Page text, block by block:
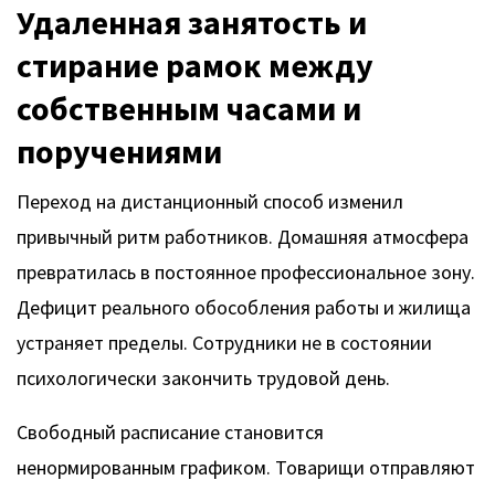
Удаленная занятость и
стирание рамок между
собственным часами и
поручениями
Переход на дистанционный способ изменил
привычный ритм работников. Домашняя атмосфера
превратилась в постоянное профессиональное зону.
Дефицит реального обособления работы и жилища
устраняет пределы. Сотрудники не в состоянии
психологически закончить трудовой день.
Свободный расписание становится
ненормированным графиком. Товарищи отправляют